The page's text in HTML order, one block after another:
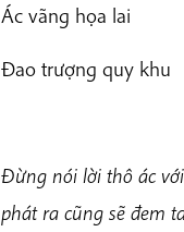
Ác vãng
Đao trượng
Đừng nói lời thô ác
phát ra cũng sẽ đem